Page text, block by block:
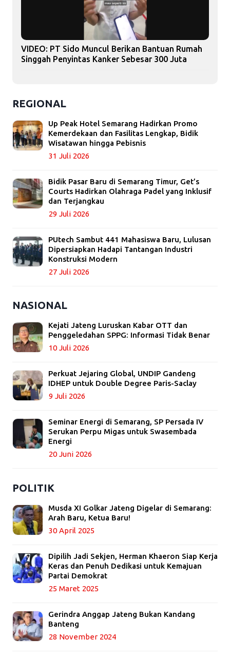
VIDEO: PT Sido Muncul Berikan Bantuan Rumah
Singgah Penyintas Kanker Sebesar 300 Juta
REGIONAL
Up Peak Hotel Semarang Hadirkan Promo
Kemerdekaan dan Fasilitas Lengkap, Bidik
Wisatawan hingga Pebisnis
31 Juli 2026
Bidik Pasar Baru di Semarang Timur, Get’s
Courts Hadirkan Olahraga Padel yang Inklusif
dan Terjangkau
29 Juli 2026
PUtech Sambut 441 Mahasiswa Baru, Lulusan
Dipersiapkan Hadapi Tantangan Industri
Konstruksi Modern
27 Juli 2026
NASIONAL
Kejati Jateng Luruskan Kabar OTT dan
Penggeledahan SPPG: Informasi Tidak Benar
10 Juli 2026
Perkuat Jejaring Global, UNDIP Gandeng
IDHEP untuk Double Degree Paris-Saclay
9 Juli 2026
Seminar Energi di Semarang, SP Persada IV
Serukan Perpu Migas untuk Swasembada
Energi
20 Juni 2026
POLITIK
Musda XI Golkar Jateng Digelar di Semarang:
Arah Baru, Ketua Baru!
30 April 2025
Dipilih Jadi Sekjen, Herman Khaeron Siap Kerja
Keras dan Penuh Dedikasi untuk Kemajuan
Partai Demokrat
25 Maret 2025
Gerindra Anggap Jateng Bukan Kandang
Banteng
28 November 2024